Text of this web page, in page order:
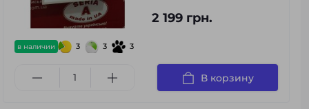
в наличии 3 3 3
2 199 грн.
В корзину